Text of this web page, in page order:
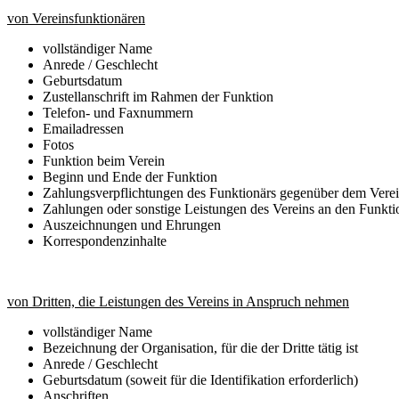
von Vereinsfunktionären
vollständiger Name
Anrede / Geschlecht
Geburtsdatum
Zustellanschrift im Rahmen der Funktion
Telefon- und Faxnummern
Emailadressen
Fotos
Funktion beim Verein
Beginn und Ende der Funktion
Zahlungsverpflichtungen des Funktionärs gegenüber dem
Zahlungen oder sonstige Leistungen des Vereins an den
Auszeichnungen und Ehrungen
Korrespondenzinhalte
von Dritten, die Leistungen des Vereins in Anspruch nehmen
vollständiger Name
Bezeichnung der Organisation, für die der Dritte tätig ist
Anrede / Geschlecht
Geburtsdatum (soweit für die Identifikation erforderlich)
Anschriften